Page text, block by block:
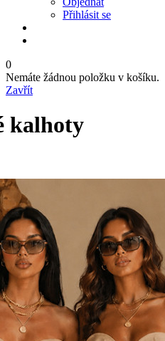
Přihlásit se
0
Nemáte žádnou položku v košíku.
Zavřít
kalhoty